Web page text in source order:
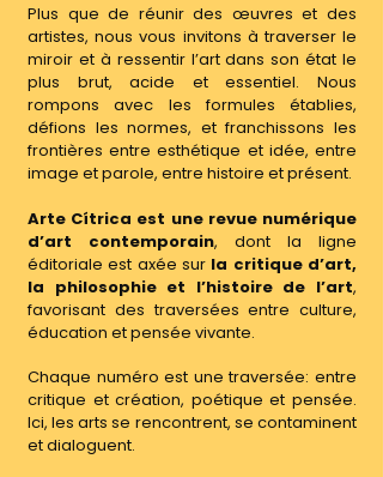
Plus que de réunir des œuvres et des
artistes, nous vous invitons à traverser le
miroir et à ressentir l’art dans son état le
plus brut, acide et essentiel. Nous
rompons avec les formules établies,
défions les normes, et franchissons les
frontières entre esthétique et idée, entre
image et parole, entre histoire et présent.
Arte Cítrica est une revue numérique
d’art contemporain, dont la ligne
éditoriale est axée sur la critique d’art,
la philosophie et l’histoire de l’art,
favorisant des traversées entre culture,
éducation et pensée vivante.
Chaque numéro est une traversée: entre
critique et création, poétique et pensée.
Ici, les arts se rencontrent, se contaminent
et dialoguent.